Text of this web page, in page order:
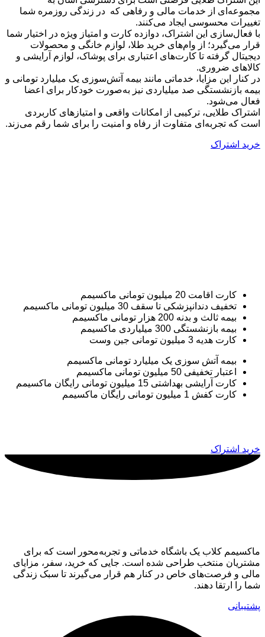
مجموعه‌ای از خدمات مالی و رفاهی که در زندگی روزمره شما
تغییرات محسوسی ایجاد می‌کنند.
با فعال‌سازی این اشتراک، دوازده کارت و امتیاز ویژه در اختیار شما
قرار می‌گیرد؛ از وام‌های خرید طلا، لوازم خانگی و محصولات
دیجیتال گرفته تا کارت‌های اعتباری برای پوشاک، لوازم آرایشی و
کالاهای ضروری.
در کنار این مزایا، خدماتی مانند بیمه آتش‌سوزی یک میلیارد تومانی و
بیمه بازنشستگی صد میلیاردی نیز به‌صورت خودکار برای اعضا
فعال می‌شود.
اشتراک طلایی، ترکیبی از امکانات واقعی و امتیازهای کاربردی‌
است که تجربه‌ای متفاوت از رفاه و امنیت را برای شما رقم می‌زند.
خرید اشتراک
کارت اقامت 20 میلیون تومانی ماکسیمم
تخفیف دندانپزشکی تا سقف 30 میلیون تومانی ماکسیمم
بیمه ثالث و بدنه 200 هزار تومانی ماکسیمم
بیمه بازنشستگی 300 میلیاردی ماکسیمم
کارت هدیه 3 میلیون تومانی جین وست
بیمه آتش سوزی یک میلیارد تومانی ماکسیمم
اعتبار تخفیفی 50 میلیون تومانی ماکسیمم
کارت آرایشی بهداشتی 15 میلیون تومانی رایگان ماکسیمم
کارت کفش 1 میلیون تومانی رایگان ماکسیمم
خرید اشتراک
ماکسیمم کلاب یک باشگاه خدماتی و تجربه‌محور است که برای
مشتریان منتخب طراحی شده است. جایی که خرید، سفر، مزایای
مالی و فرصت‌های خاص در کنار هم قرار می‌گیرند تا سبک زندگی
شما را ارتقا دهند.
پشتیبانی